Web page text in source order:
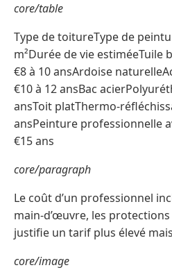
core/table
Type de toitureType de
m²Durée de vie estiméeTuile
€8 à 10 ansArdoise
€10 à 12 ansBac
ansToit platThermo-
ansPeinture professionnelle
€15 ans
core/paragraph
Le coût d’un professionnel
main-d’œuvre, les
justifie un tarif plus élevé
core/image